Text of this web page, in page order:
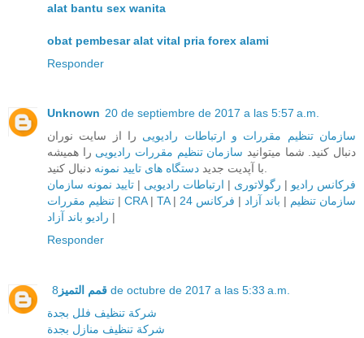
alat bantu sex wanita
obat pembesar alat vital pria forex alami
Responder
Unknown 20 de septiembre de 2017 a las 5:57 a.m.
سازمان تنظیم مقررات و ارتباطات رادیویی را از سایت نوران
دنبال کنید. شما میتوانید سازمان تنظیم مقررات رادیویی را همیشه
با آپدیت جدید دستگاه های تایید نمونه
دنبال کنید.
فرکانس رادیو | رگولاتوری | ارتباطات رادیویی | تایید نمونه سازمان
تنظیم مقررات | CRA| TA| سازمان تنظیم | باند آزاد | فرکانس 24
| رادیو باند آزاد
Responder
قمم التميز 8 de octubre de 2017 a las 5:33 a.m.
شركة تنظيف فلل بجدة
شركة تنظيف منازل بجدة